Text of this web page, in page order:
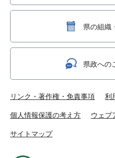
県の組織
県政への
リンク・著作権・免責事項 利
個人情報保護の考え方 ウェブ
サイトマップ